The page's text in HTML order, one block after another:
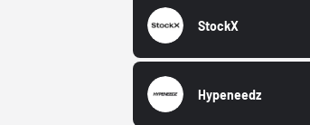
StockX
Hypeneedz